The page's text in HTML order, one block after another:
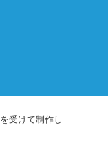
を受けて制作し